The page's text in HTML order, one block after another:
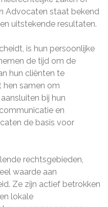
Advocaten staat bekend
uitstekende resultaten.
is hun persoonlijke
de tijd om de
hun cliënten te
hen samen om
bij hun
en
de basis voor
rechtsgebieden,
waarde aan
Ze zijn actief betrokken
lokale